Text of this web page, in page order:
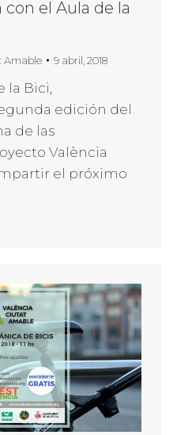
el Aula de la
Amable 9 abril, 2018
la Bici,
edición del
de las
València
el próximo